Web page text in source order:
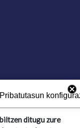
Pribatutasun
ditugu zure